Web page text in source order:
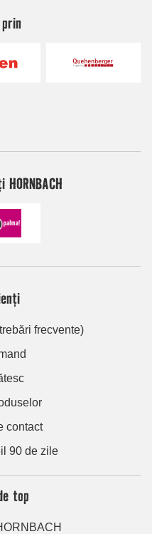
frecvente)
contact
90 de zile
top